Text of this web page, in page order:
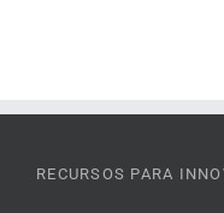
RECURSOS PARA